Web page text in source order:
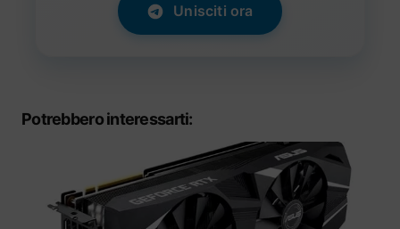
Unisciti ora
Potrebbero interessarti: